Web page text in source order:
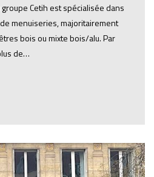
Cetih est spécialisée dans
menuiseries, majoritairement
bois ou mixte bois/alu. Par
de…